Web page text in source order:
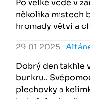
Po velké vodě v
několika místech
hromady větví a
29.01.2025
Dobrý den takhle
bunkru..
plechovky a